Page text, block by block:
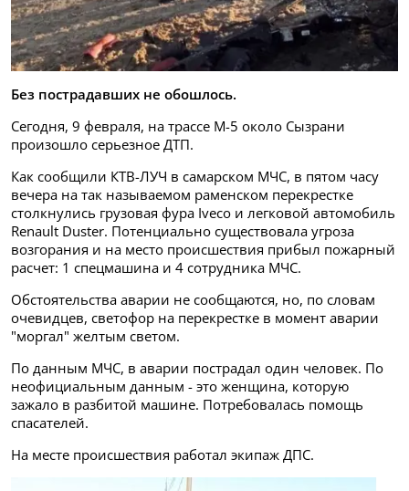
Без пострадавших не обошлось.
Сегодня, 9 февраля, на трассе М-5 около Сызрани
произошло серьезное ДТП.
Как сообщили КТВ-ЛУЧ в самарском МЧС, в пятом часу
вечера на так называемом раменском перекрестке
столкнулись грузовая фура Iveco и легковой автомобиль
Renault Duster. Потенциально существовала угроза
возгорания и на место происшествия прибыл пожарный
расчет: 1 спецмашина и 4 сотрудника МЧС.
Обстоятельства аварии не сообщаются, но, по словам
очевидцев, светофор на перекрестке в момент аварии
"моргал" желтым светом.
По данным МЧС, в аварии пострадал один человек. По
неофициальным данным - это женщина, которую
зажало в разбитой машине. Потребовалась помощь
спасателей.
На месте происшествия работал экипаж ДПС.